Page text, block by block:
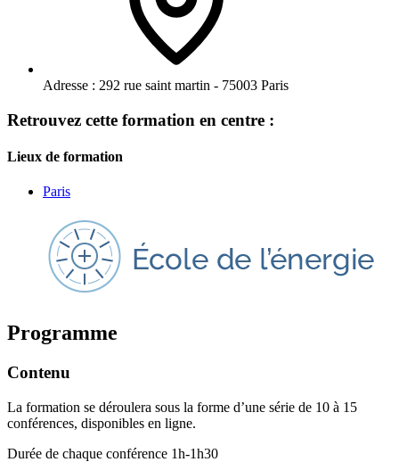
Adresse : 292 rue saint martin - 75003 Paris
Retrouvez cette formation en centre :
Lieux de formation
Paris
Programme
Contenu
La formation se déroulera sous la forme d’une série de 10 à 15
conférences, disponibles en ligne.
Durée de chaque conférence 1h-1h30